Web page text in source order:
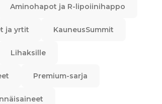
Aminohapot ja R-lipoiinihappo
ja yrtit KauneusSummit
Lihaksille
Premium-sarja